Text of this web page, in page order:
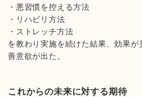
・悪習慣を控える方法
・リハビリ方法
・ストレッチ方法
を教わり実施を続けた結果、効果が
善意欲が出た。
これからの未来に対する期待